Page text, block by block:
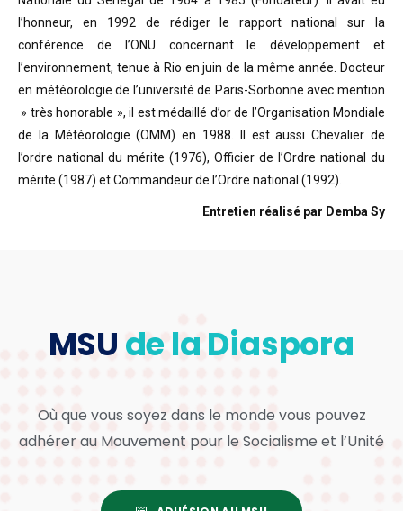
l’honneur, en 1992 de rédiger le rapport national sur la
conférence de l’ONU concernant le développement et
l’environnement, tenue à Rio en juin de la même année.
Docteur
en météorologie de l’université de Paris-Sorbonne avec mention
» très honorable », il est médaillé d’or de l’Organisation Mondiale
de la Météorologie (OMM) en 1988. Il est aussi Chevalier de
l’ordre national du mérite (1976), Officier de l’Ordre national du
mérite (1987) et Commandeur de l’Ordre national (1992).
Entretien réalisé par Demba Sy
MSU de la Diaspora
Où que vous soyez dans le monde vous pouvez
adhérer au Mouvement pour le Socialisme et l’Unité